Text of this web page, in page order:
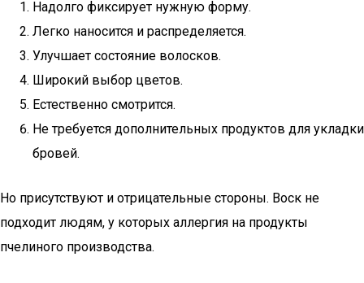
Надолго фиксирует нужную форму.
Легко наносится и распределяется.
Улучшает состояние волосков.
Широкий выбор цветов.
Естественно смотрится.
Не требуется дополнительных продуктов для укладки
бровей.
Но присутствуют и отрицательные стороны. Воск не
подходит людям, у которых аллергия на продукты
пчелиного производства.